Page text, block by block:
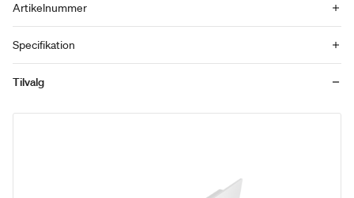
Artikelnummer
Specifikation
Tilvalg